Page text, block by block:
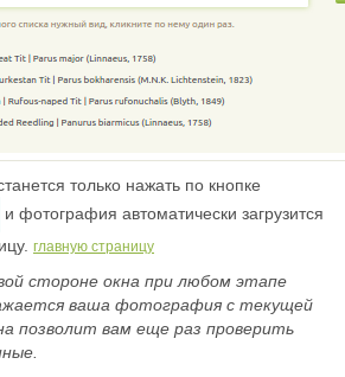
только нажать по кнопке
и фотография автоматически загрузится
главную страницу
стороне окна при любом этапе
ваша фотография с текущей
позволит вам еще раз проверить